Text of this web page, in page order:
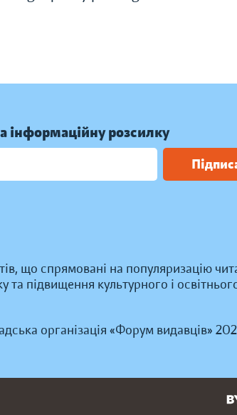
інформаційну розсилку
що спрямовані на популяризацію
та підвищення культурного і
організація «Форум видавців»